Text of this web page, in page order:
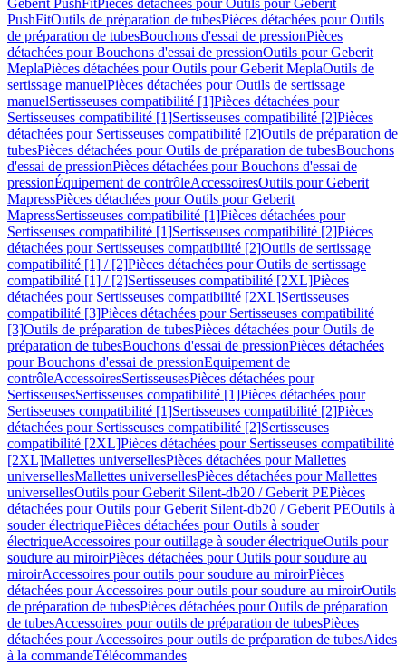
Geberit PushFitPièces détachées pour Outils pour Geberit
PushFitOutils de préparation de tubesPièces détachées pour Outils
de préparation de tubesBouchons d'essai de pressionPièces
détachées pour Bouchons d'essai de pressionOutils pour Geberit
MeplaPièces détachées pour Outils pour Geberit MeplaOutils de
sertissage manuelPièces détachées pour Outils de sertissage
manuelSertisseuses compatibilité [1]Pièces détachées pour
Sertisseuses compatibilité [1]Sertisseuses compatibilité [2]Pièces
détachées pour Sertisseuses compatibilité [2]Outils de préparation de
tubesPièces détachées pour Outils de préparation de tubesBouchons
d'essai de pressionPièces détachées pour Bouchons d'essai de
pressionÉquipement de contrôleAccessoiresOutils pour Geberit
MapressPièces détachées pour Outils pour Geberit
MapressSertisseuses compatibilité [1]Pièces détachées pour
Sertisseuses compatibilité [1]Sertisseuses compatibilité [2]Pièces
détachées pour Sertisseuses compatibilité [2]Outils de sertissage
compatibilité [1] / [2]Pièces détachées pour Outils de sertissage
compatibilité [1] / [2]Sertisseuses compatibilité [2XL]Pièces
détachées pour Sertisseuses compatibilité [2XL]Sertisseuses
compatibilité [3]Pièces détachées pour Sertisseuses compatibilité
[3]Outils de préparation de tubesPièces détachées pour Outils de
préparation de tubesBouchons d'essai de pressionPièces détachées
pour Bouchons d'essai de pressionEquipement de
contrôleAccessoiresSertisseusesPièces détachées pour
SertisseusesSertisseuses compatibilité [1]Pièces détachées pour
Sertisseuses compatibilité [1]Sertisseuses compatibilité [2]Pièces
détachées pour Sertisseuses compatibilité [2]Sertisseuses
compatibilité [2XL]Pièces détachées pour Sertisseuses compatibilité
[2XL]Mallettes universellesPièces détachées pour Mallettes
universellesMallettes universellesPièces détachées pour Mallettes
universellesOutils pour Geberit Silent-db20 / Geberit PEPièces
détachées pour Outils pour Geberit Silent-db20 / Geberit PEOutils à
souder électriquePièces détachées pour Outils à souder
électriqueAccessoires pour outillage à souder électriqueOutils pour
soudure au miroirPièces détachées pour Outils pour soudure au
miroirAccessoires pour outils pour soudure au miroirPièces
détachées pour Accessoires pour outils pour soudure au miroirOutils
de préparation de tubesPièces détachées pour Outils de préparation
de tubesAccessoires pour outils de préparation de tubesPièces
détachées pour Accessoires pour outils de préparation de tubesAides
à la commandeTélécommandes